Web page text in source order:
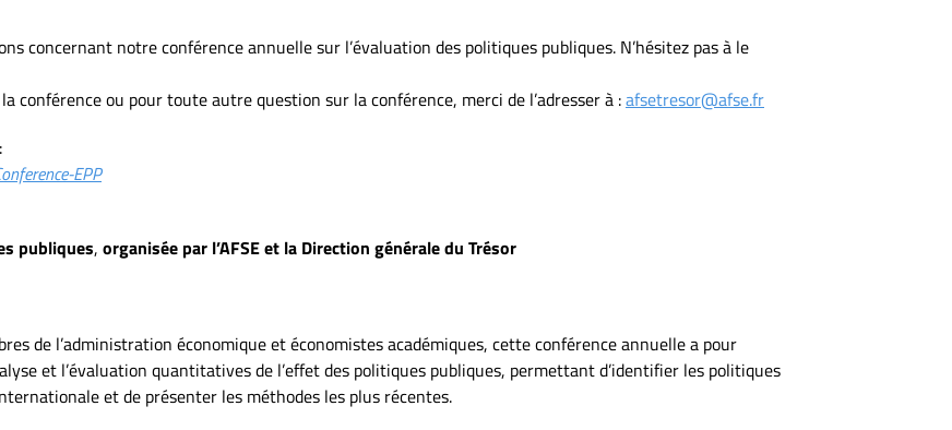
concernant notre conférence annuelle sur l’évaluation des politiques publiques. N’hésitez pas à le
conférence ou pour toute autre question sur la conférence, merci de l’adresser à :afsetresor@afse.fr
EPP
publiques, organisée par l’AFSE et la Direction générale du Trésor
de l’administration économique et économistes académiques, cette conférence annuelle a pour
et l’évaluation quantitatives de l’effet des politiques publiques, permettant d’identifier les politiques
et de présenter les méthodes les plus récentes.